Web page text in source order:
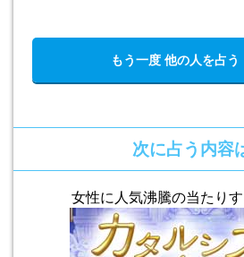
もう一度 他の人を占う
次に占う内容
女性に人気沸騰の当たり